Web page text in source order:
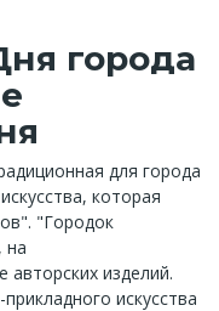
города
для города
которая
"Городок
на
авторских изделий.
искусства